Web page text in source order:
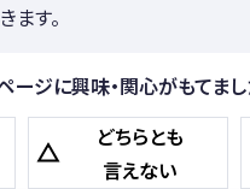
ます。
ージに興味・関心がもてまし
どちらとも
言えない